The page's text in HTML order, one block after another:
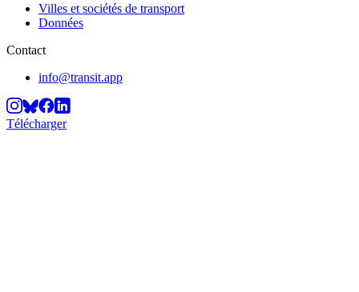
Villes et sociétés de transport
Données
Contact
info@transit.app
Télécharger